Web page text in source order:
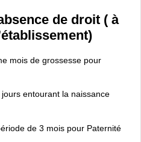
de droit ( à
mois de grossesse pour
entourant la naissance
de 3 mois pour Paternité